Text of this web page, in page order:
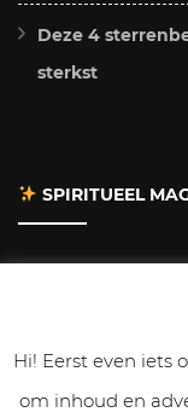
Deze 4
sterkst
SPIRITUEEL
Gastbloggen
Hi! Eerst even iets
om inhoud en